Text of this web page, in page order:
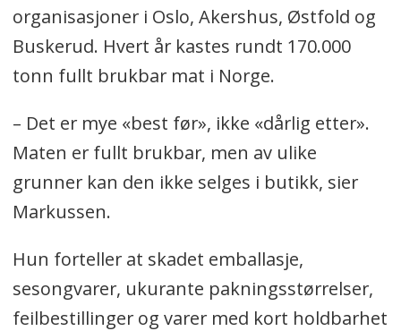
organisasjoner i Oslo, Akershus, Østfold og
Buskerud. Hvert år kastes rundt 170.000
tonn fullt brukbar mat i Norge.
– Det er mye «best før», ikke «dårlig etter».
Maten er fullt brukbar, men av ulike
grunner kan den ikke selges i butikk, sier
Markussen.
Hun forteller at skadet emballasje,
sesongvarer, ukurante pakningsstørrelser,
feilbestillinger og varer med kort holdbarhet